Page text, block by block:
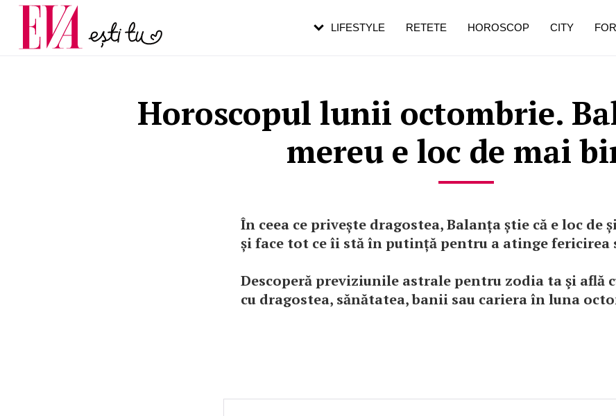
Horoscopul lunii octombrie.
mereu e loc de mai
În ceea ce privește dragostea, Balanța știe că e loc de
și face tot ce îi stă în putință pentru a atinge fericirea
Descoperă previziunile astrale pentru zodia ta şi află
cu dragostea, sănătatea, banii sau cariera în luna
LIFESTYLE RETETE HOROSCOP CITY
Carieră
Actualitate
pe măsură ce înaintezi în vârstă